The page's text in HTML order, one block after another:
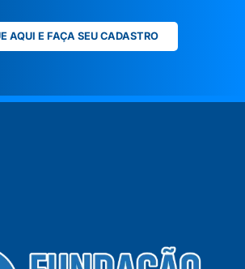
AQUI E FAÇA SEU CADASTRO